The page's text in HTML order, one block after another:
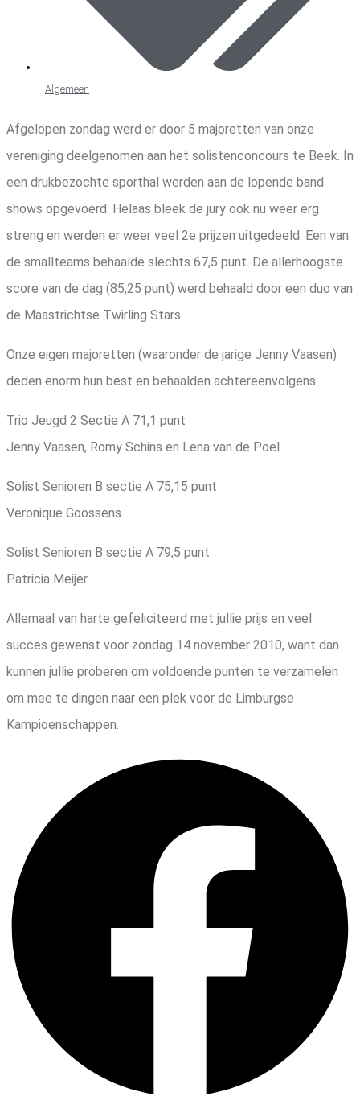
Algemeen
Afgelopen zondag werd er door 5 majoretten van onze
vereniging deelgenomen aan het solistenconcours te Beek. In
een drukbezochte sporthal werden aan de lopende band
shows opgevoerd. Helaas bleek de jury ook nu weer erg
streng en werden er weer veel 2e prijzen uitgedeeld. Een van
de smallteams behaalde slechts 67,5 punt. De allerhoogste
score van de dag (85,25 punt) werd behaald door een duo van
de Maastrichtse Twirling Stars.
Onze eigen majoretten (waaronder de jarige Jenny Vaasen)
deden enorm hun best en behaalden achtereenvolgens:
Trio Jeugd 2 Sectie A 71,1 punt
Jenny Vaasen, Romy Schins en Lena van de Poel
Solist Senioren B sectie A 75,15 punt
Veronique Goossens
Solist Senioren B sectie A 79,5 punt
Patricia Meijer
Allemaal van harte gefeliciteerd met jullie prijs en veel
succes gewenst voor zondag 14 november 2010, want dan
kunnen jullie proberen om voldoende punten te verzamelen
om mee te dingen naar een plek voor de Limburgse
Kampioenschappen.